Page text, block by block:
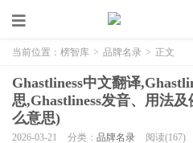
当前位置： 榜智库 > 品牌名录 > 正文
Ghastliness中文翻译
思,Ghastliness发音、用法
么意思)
2026-03-21 分类： 品牌名录 阅读(167)